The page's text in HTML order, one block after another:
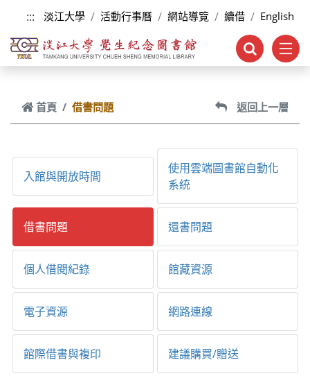
跳到主要內容
::: 淡江大學 活動行事曆 網站導覽 續借 English
首頁 借書問題 返回上一層
入館與開放時間
使用雲端圖書館自動化
系統
借書問題 還書問題
個人借閱紀錄 館藏資源
電子資源 網路連線
館際借書與複印 建議購買/贈送